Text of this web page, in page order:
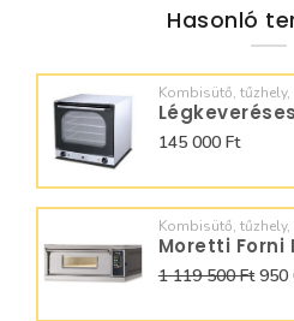
Hasonló
145 000 Ft
1 119 500 Ft950